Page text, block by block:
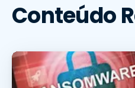
Conteúdo